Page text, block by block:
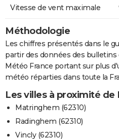
Vitesse de vent maximale
Méthodologie
Les chiffres présentés dans le
partir des données des
Météo France portant sur plus
météo réparties dans toute la
Les villes à proximité de
Matringhem (62310)
Radinghem (62310)
Vincly (62310)